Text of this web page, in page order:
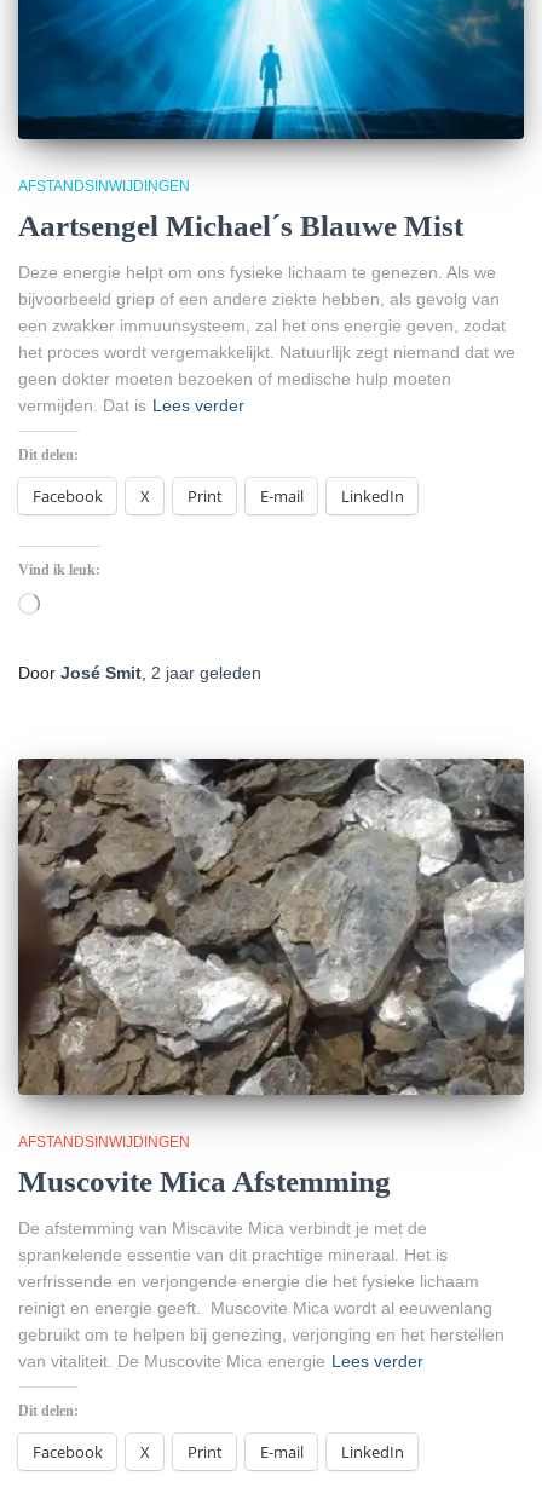
AFSTANDSINWIJDINGEN
Aartsengel Michael´s Blauwe Mist
Deze energie helpt om ons fysieke lichaam te genezen. Als we
bijvoorbeeld griep of een andere ziekte hebben, als gevolg van
een zwakker immuunsysteem, zal het ons energie geven, zodat
het proces wordt vergemakkelijkt. Natuurlijk zegt niemand dat we
geen dokter moeten bezoeken of medische hulp moeten
vermijden. Dat is Lees verder
Dit delen:
Facebook X Print E-mail LinkedIn
Vind ik leuk:
Aan
Door José Smit 2 jaar geleden
AFSTANDSINWIJDINGEN
Muscovite Mica Afstemming
De afstemming van Miscavite Mica verbindt je met de
sprankelende essentie van dit prachtige mineraal. Het is
verfrissende en verjongende energie die het fysieke lichaam
reinigt en energie geeft. Muscovite Mica wordt al eeuwenlang
gebruikt om te helpen bij genezing, verjonging en het herstellen
van vitaliteit. De Muscovite Mica energie Lees verder
Dit delen:
Facebook X Print E-mail LinkedIn